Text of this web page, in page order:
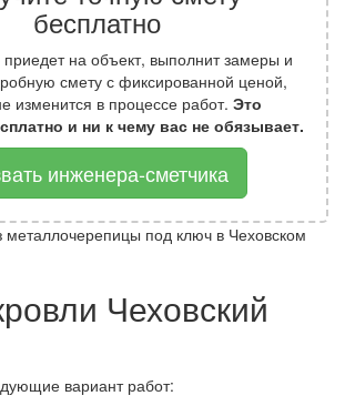
бесплатно
на объект, выполнит замеры и
смету с фиксированной ценой,
изменится в процессе работ. Это
и ни к чему вас не обязывает.
инженера-сметчика
Чеховский
вариант работ: